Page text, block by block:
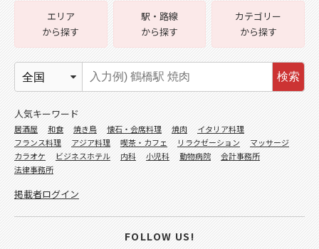
エリア
から探す
駅・路線
から探す
カテゴリー
から探す
検索
人気キーワード
居酒屋 和食 焼き鳥 懐石・会席料理 焼肉
イタリア料理
フランス料理
アジア料理 喫茶・カフェ リラクゼーション
マッサージ
カラオケ
ビジネスホテル 内科 小児科 動物病院
会計事務所
法律事務所
掲載者ログイン
FOLLOW US!